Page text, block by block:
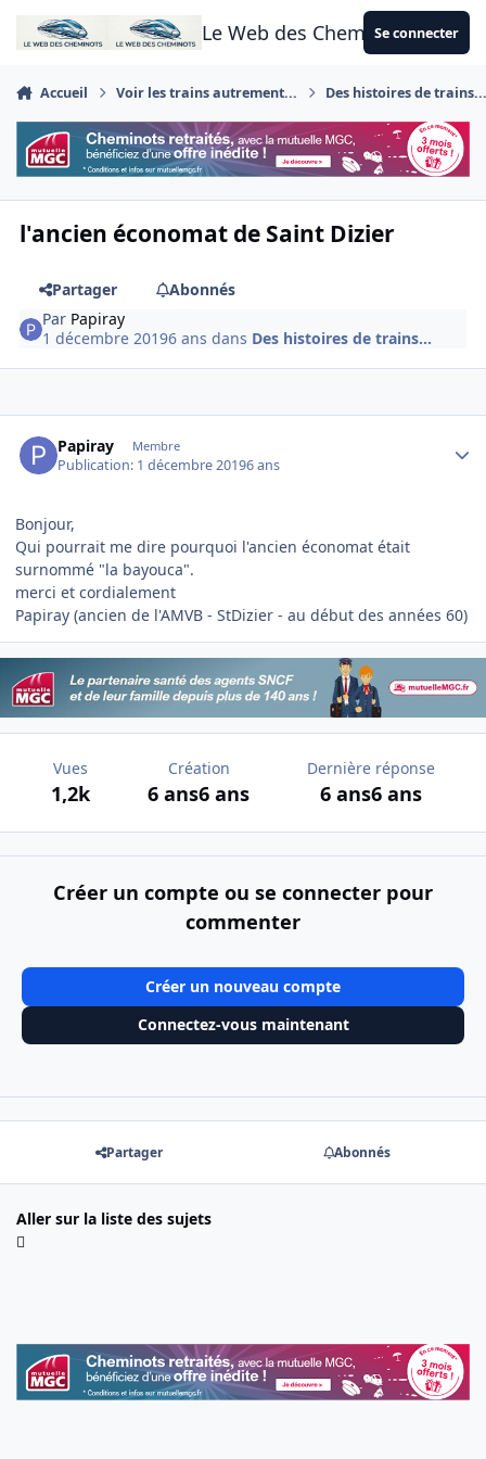
Aller au contenu
Le Web des CheminotsSe connecter
Accueil Voir les trains autrement... Des histoires de
l'ancien économat de Saint Dizier
Partager
Abonnés
Par Papiray
1 décembre 20196 ans dans Des histoires de trains...
Papiray Membre
Publication: 1 décembre 20196 ans
Bonjour,
Qui pourrait me dire pourquoi l'ancien économat était
surnommé "la bayouca".
merci et cordialement
Papiray (ancien de l'AMVB - StDizier - au début des années 60)
Vues
1,2k
Création
6 ans6 ans
Dernière réponse
6 ans6 ans
Créer un compte ou se connecter pour
commenter
Créer un nouveau compte
Connectez-vous maintenant
Partager Abonnés
Aller sur la liste des sujets